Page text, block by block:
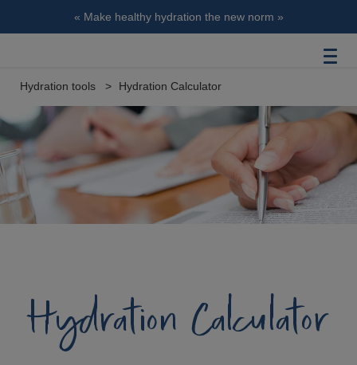
« Make healthy hydration the new norm »
Hydration tools Hydration Calculator
Hydration Calculator